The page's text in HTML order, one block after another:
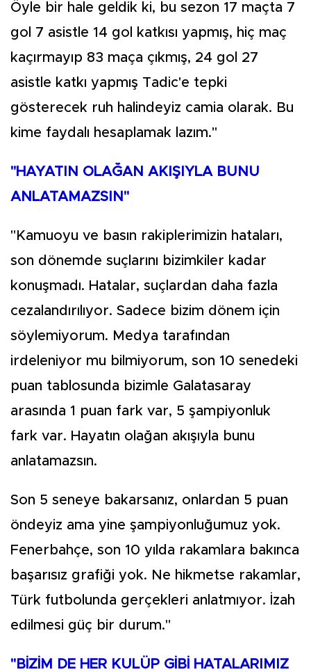
Öyle bir hale geldik ki, bu sezon 17 maçta 7
gol 7 asistle 14 gol katkısı yapmış, hiç maç
kaçırmayıp 83 maça çıkmış, 24 gol 27
asistle katkı yapmış Tadic'e tepki
gösterecek ruh halindeyiz camia olarak. Bu
kime faydalı hesaplamak lazım."
"HAYATIN OLAĞAN AKIŞIYLA BUNU
ANLATAMAZSIN"
"Kamuoyu ve basın rakiplerimizin hataları,
son dönemde suçlarını bizimkiler kadar
konuşmadı. Hatalar, suçlardan daha fazla
cezalandırılıyor. Sadece bizim dönem için
söylemiyorum. Medya tarafından
irdeleniyor mu bilmiyorum, son 10 senedeki
puan tablosunda bizimle Galatasaray
arasında 1 puan fark var, 5 şampiyonluk
fark var. Hayatın olağan akışıyla bunu
anlatamazsın.
Son 5 seneye bakarsanız, onlardan 5 puan
öndeyiz ama yine şampiyonluğumuz yok.
Fenerbahçe, son 10 yılda rakamlara bakınca
başarısız grafiği yok. Ne hikmetse rakamlar,
Türk futbolunda gerçekleri anlatmıyor. İzah
edilmesi güç bir durum."
"BİZİM DE HER KULÜP GİBİ HATALARIMIZ